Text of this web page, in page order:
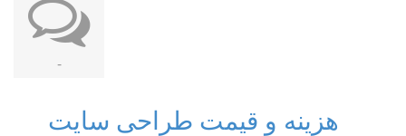
-
هزینه و قیمت طراحی سایت